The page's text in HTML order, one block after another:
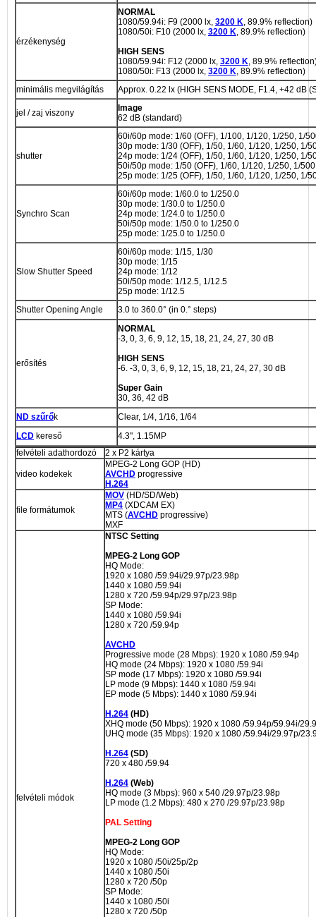
érzékenység
NORMAL
1080/59.94i: F9 (2000 lx, 3200 K , 89.9% reflection)
1080/50i: F10 (2000 lx, 3200 K , 89.9% reflection)
HIGH SENS
1080/59.94i: F12 (2000 lx, 3200 K , 89.9%
1080/50i: F13 (2000 lx, 3200 K , 89.9% reflection)
minimális megvilágítás
Approx. 0.22 lx (HIGH SENS MODE, F1.4, +42 dB
jel / zaj viszony
Image
62 dB (standard)
shutter
60i/60p mode: 1/60 (OFF), 1/100, 1/120, 1/250, 1/
30p mode: 1/30 (OFF), 1/50, 1/60, 1/120, 1/250, 1/
24p mode: 1/24 (OFF), 1/50, 1/60, 1/120, 1/250, 1/
50i/50p mode: 1/50 (OFF), 1/60, 1/120, 1/250, 1/
25p mode: 1/25 (OFF), 1/50, 1/60, 1/120, 1/250, 1/
Synchro Scan
60i/60p mode: 1/60.0 to 1/250.0
30p mode: 1/30.0 to 1/250.0
24p mode: 1/24.0 to 1/250.0
50i/50p mode: 1/50.0 to 1/250.0
25p mode: 1/25.0 to 1/250.0
Slow Shutter Speed
60i/60p mode: 1/15, 1/30
30p mode: 1/15
24p mode: 1/12
50i/50p mode: 1/12.5, 1/12.5
25p mode: 1/12.5
Shutter Opening Angle
3.0 to 360.0° (in 0.° steps)
erősítés
NORMAL
-3, 0, 3, 6, 9, 12, 15, 18, 21, 24, 27, 30 dB
HIGH SENS
-6. -3, 0, 3, 6, 9, 12, 15, 18, 21, 24, 27, 30 dB
Super Gain
30, 36, 42 dB
ND szűrők
Clear, 1/4, 1/16, 1/64
LCD kereső
4.3", 1.15MP
felvételi adathordozó
2 x P2 kártya
video kodekek
MPEG-2 Long GOP (HD)
AVCHD progressive
H.264
file formátumok
MOV (HD/SD/Web)
MP4 (XDCAM EX)
MTS (AVCHD progressive)
MXF
felvételi módok
NTSC Setting
MPEG-2 Long GOP
HQ Mode:
1920 x 1080 /59.94i/29.97p/23.98p
1440 x 1080 /59.94i
1280 x 720 /59.94p/29.97p/23.98p
SP Mode:
1440 x 1080 /59.94i
1280 x 720 /59.94p
AVCHD
Progressive mode (28 Mbps): 1920 x 1080 /59.94p
HQ mode (24 Mbps): 1920 x 1080 /59.94i
SP mode (17 Mbps): 1920 x 1080 /59.94i
LP mode (9 Mbps): 1440 x 1080 /59.94i
EP mode (5 Mbps): 1440 x 1080 /59.94i
H.264 (HD)
XHQ mode (50 Mbps): 1920 x 1080 /59.94p/59.94i/
UHQ mode (35 Mbps): 1920 x 1080 /59.94i/29.97p/
H.264 (SD)
720 x 480 /59.94
H.264 (Web)
HQ mode (3 Mbps): 960 x 540 /29.97p/23.98p
LP mode (1.2 Mbps): 480 x 270 /29.97p/23.98p
PAL Setting
MPEG-2 Long GOP
HQ Mode:
1920 x 1080 /50i/25p/2p
1440 x 1080 /50i
1280 x 720 /50p
SP Mode:
1440 x 1080 /50i
1280 x 720 /50p